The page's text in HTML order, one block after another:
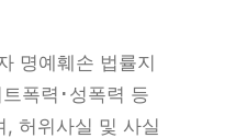
명예훼손 법률지
폭력･성폭력 등
, 허위사실 및 사실